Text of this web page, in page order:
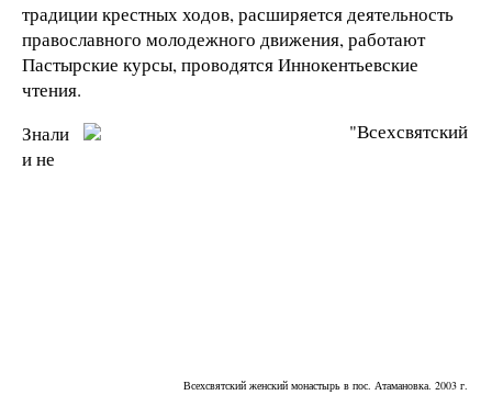
традиции крестных ходов, расширяется деятельность
православного молодежного движения, работают
Пастырские курсы, проводятся Иннокентьевские
чтения.
Всехсвятский женский монастырь в пос. Атамановка. 2003 г.
Знали
и не